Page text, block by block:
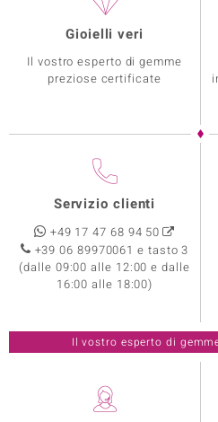
Gioielli veri
Il vostro esperto di gemme
preziose certificate
Servizio clienti
+49 17 47 68 94 50
+39 06 89970061 e tasto 3
(dalle 09:00 alle 12:00 e dalle
16:00 alle 18:00)
Il vostro esperto di